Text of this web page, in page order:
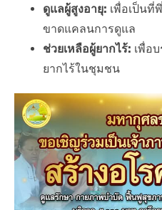
ดูแลผู้สูงอายุ: เพื่อเป็นที่
ขาดแคลนการดูแล
ช่วยเหลือผู้ยากไร้: เพื่อ
ยากไร้ในชุมชน